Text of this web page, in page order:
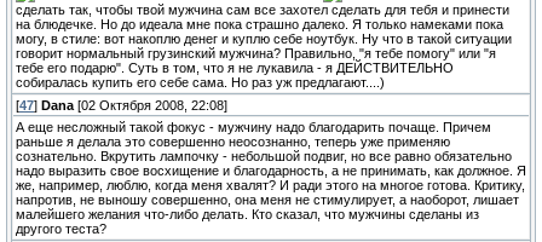
сделать так, чтобы твой мужчина сам все захотел сделать для тебя и принести
на блюдечке. Но до идеала мне пока страшно далеко. Я только намеками пока
могу, в стиле: вот накоплю денег и куплю себе ноутбук. Ну что в такой ситуации
говорит нормальный грузинский мужчина? Правильно, "я тебе помогу" или "я
тебе его подарю". Суть в том, что я не лукавила - я ДЕЙСТВИТЕЛЬНО
собиралась купить его себе сама. Но раз уж предлагают....)
[47] Dana [02 Октября 2008, 22:08]
А еще несложный такой фокус - мужчину надо благодарить почаще. Причем
раньше я делала это совершенно неосознанно, теперь уже применяю
сознательно. Вкрутить лампочку - небольшой подвиг, но все равно обязательно
надо выразить свое восхищение и благодарность, а не принимать, как должное. Я
же, например, люблю, когда меня хвалят? И ради этого на многое готова. Критику,
напротив, не выношу совершенно, она меня не стимулирует, а наоборот, лишает
малейшего желания что-либо делать. Кто сказал, что мужчины сделаны из
другого теста?